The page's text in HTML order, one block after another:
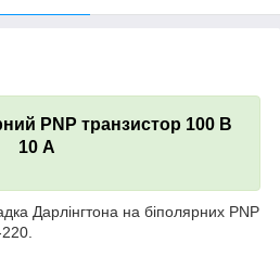
PNP транзистор 100 В
10 А
Дарлінгтона на біполярних PNP
220.